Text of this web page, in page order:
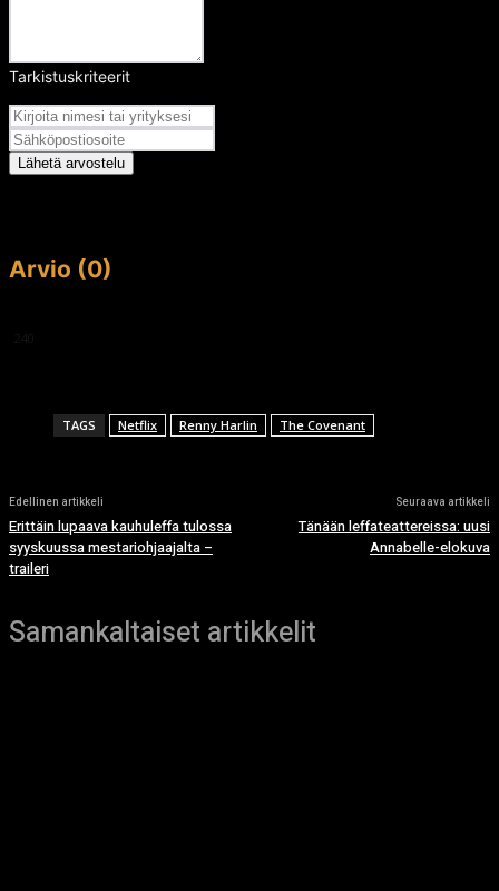
Tarkistuskriteerit
Lähetä arvostelu
Arvio (0)
TAGS Netflix Renny Harlin The Covenant
Edellinen artikkeli
Erittäin lupaava kauhuleffa tulossa
syyskuussa mestariohjaajalta –
traileri
Seuraava artikkeli
Tänään leffateattereissa: uusi
Annabelle-elokuva
Samankaltaiset artikkelit